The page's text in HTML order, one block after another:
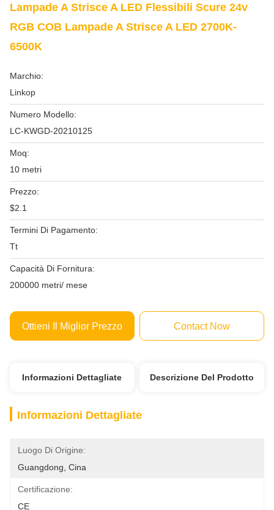
Lampade A Strisce A LED Flessibili Scure 24v
RGB COB Lampade A Strisce A LED 2700K-
6500K
Marchio:
Linkop
Numero Modello:
LC-KWGD-20210125
Moq:
10 metri
Prezzo:
$2.1
Termini Di Pagamento:
Tt
Capacità Di Fornitura:
200000 metri/ mese
Ottieni Il Miglior Prezzo Contact Now
Informazioni Dettagliate Descrizione Del Prodotto
Informazioni Dettagliate
Luogo Di Origine:
Guangdong, Cina
Certificazione:
CE